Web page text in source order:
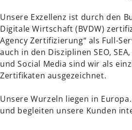
Unsere Exzellenz ist durch den
Digitale Wirtschaft (BVDW)
Agency Zertifizierung“ als Full-
auch in den Disziplinen SEO,
und Social Media sind wir als
Zertifikaten ausgezeichnet.
Unsere Wurzeln liegen in
und begleiten unsere Kunden